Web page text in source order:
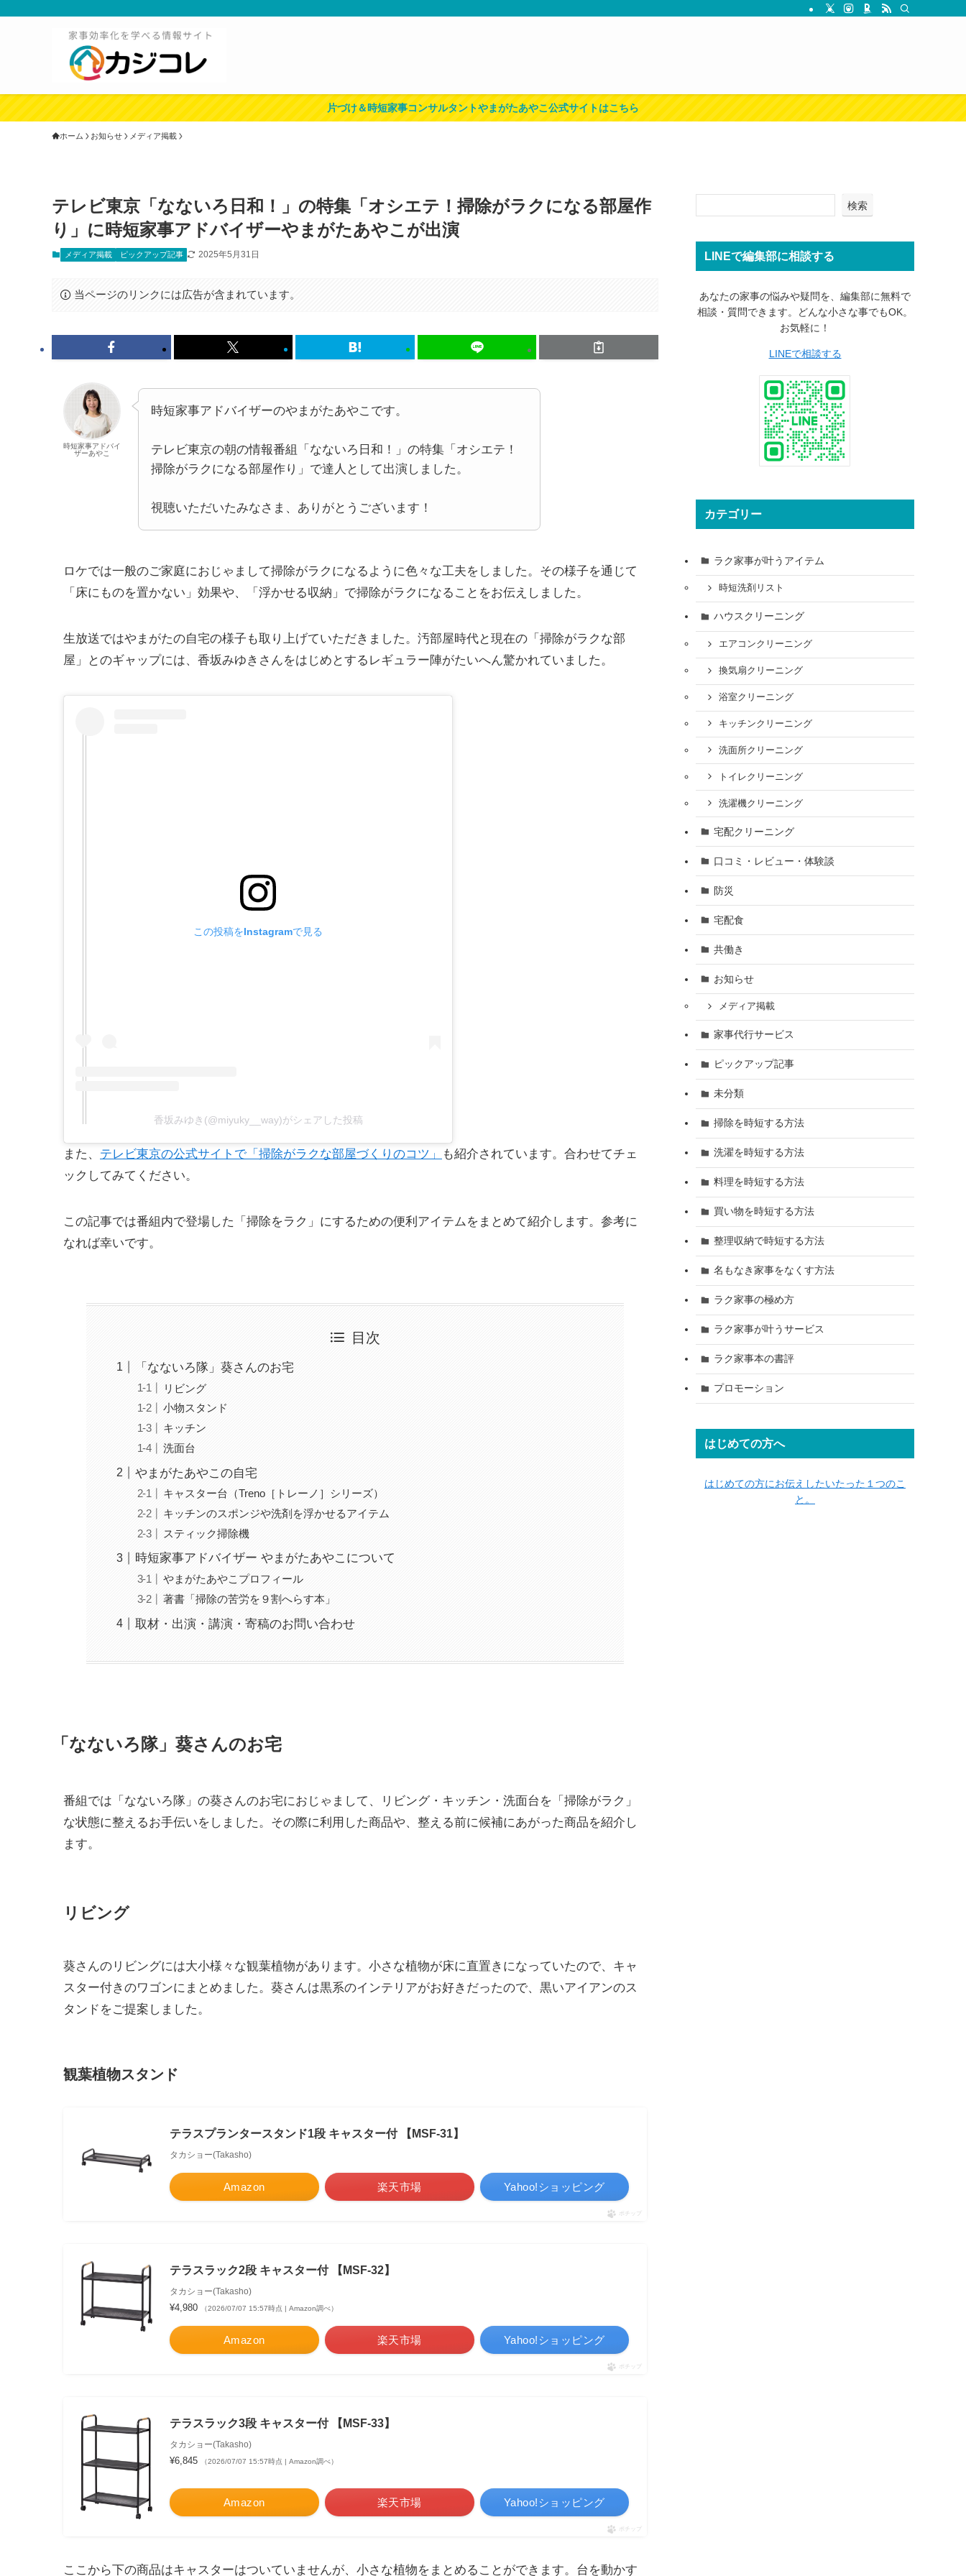
片づけ＆時短家事コンサルタントやまがたあやこ公式サイトはこちら
ホーム お知らせ メディア掲載
テレビ東京「なないろ日和！」の特集「オシエテ！掃除がラクになる部屋作
り」に時短家事アドバイザーやまがたあやこが出演
メディア掲載 ピックアップ記事 2025年5月31日
当ページのリンクには広告が含まれています。
時短家事アドバイ
ザーあやこ
時短家事アドバイザーのやまがたあやこです。
テレビ東京の朝の情報番組「なないろ日和！」の特集「オシエテ！
掃除がラクになる部屋作り」で達人として出演しました。
視聴いただいたみなさま、ありがとうございます！
ロケでは一般のご家庭におじゃまして掃除がラクになるように色々な工夫をしました。その様子を通じて
「床にものを置かない」効果や、「浮かせる収納」で掃除がラクになることをお伝えしました。
生放送ではやまがたの自宅の様子も取り上げていただきました。汚部屋時代と現在の「掃除がラクな部
屋」とのギャップには、香坂みゆきさんをはじめとするレギュラー陣がたいへん驚かれていました。
この投稿をInstagramで見る
香坂みゆき(@miyuky__way)がシェアした投稿
また、 テレビ東京の公式サイトで「掃除がラクな部屋づくりのコツ」
も紹介されています。合わせてチェ
ックしてみてください。
この記事では番組内で登場した「掃除をラク」にするための便利アイテムをまとめて紹介します。参考に
なれば幸いです。
目次
「なないろ隊」葵さんのお宅
リビング
小物スタンド
キッチン
洗面台
やまがたあやこの自宅
キャスター台（Treno［トレーノ］シリーズ）
キッチンのスポンジや洗剤を浮かせるアイテム
スティック掃除機
時短家事アドバイザー やまがたあやこについて
やまがたあやこプロフィール
著書「掃除の苦労を９割へらす本」
取材・出演・講演・寄稿のお問い合わせ
「なないろ隊」葵さんのお宅
番組では「なないろ隊」の葵さんのお宅におじゃまして、リビング・キッチン・洗面台を「掃除がラク」
な状態に整えるお手伝いをしました。その際に利用した商品や、整える前に候補にあがった商品を紹介し
ます。
リビング
葵さんのリビングには大小様々な観葉植物があります。小さな植物が床に直置きになっていたので、キャ
スター付きのワゴンにまとめました。葵さんは黒系のインテリアがお好きだったので、黒いアイアンのス
タンドをご提案しました。
観葉植物スタンド
テラスプランタースタンド1段 キャスター付 【MSF-31】
タカショー(Takasho)
Amazon 楽天市場 Yahoo!ショッピング
ポチップ
テラスラック2段 キャスター付 【MSF-32】
タカショー(Takasho)
¥4,980 （2026/07/07 15:57時点 | Amazon調べ）
Amazon 楽天市場 Yahoo!ショッピング
ポチップ
テラスラック3段 キャスター付 【MSF-33】
タカショー(Takasho)
¥6,845 （2026/07/07 15:57時点 | Amazon調べ）
Amazon 楽天市場 Yahoo!ショッピング
ポチップ
ここから下の商品はキャスターはついていませんが、小さな植物をまとめることができます。台を動かす
検索
LINEで編集部に相談する
あなたの家事の悩みや疑問を、編集部に無料で
相談・質問できます。どんな小さな事でもOK。
お気軽に！
LINEで相談する
カテゴリー
ラク家事が叶うアイテム
時短洗剤リスト
ハウスクリーニング
エアコンクリーニング
換気扇クリーニング
浴室クリーニング
キッチンクリーニング
洗面所クリーニング
トイレクリーニング
洗濯機クリーニング
宅配クリーニング
口コミ・レビュー・体験談
防災
宅配食
共働き
お知らせ
メディア掲載
家事代行サービス
ピックアップ記事
未分類
掃除を時短する方法
洗濯を時短する方法
料理を時短する方法
買い物を時短する方法
整理収納で時短する方法
名もなき家事をなくす方法
ラク家事の極め方
ラク家事が叶うサービス
ラク家事本の書評
プロモーション
はじめての方へ
はじめての方にお伝えしたいたった１つのこ
と。